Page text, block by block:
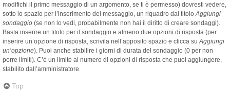
modifichi il primo messaggio di un argomento, se ti è permesso) dovresti vedere,
sotto lo spazio per l’inserimento del messaggio, un riquadro dal titoloAggiungi
sondaggio (se non lo vedi, probabilmente non hai il diritto di creare sondaggi).
Basta inserire un titolo per il sondaggio e almeno due opzioni di risposta (per
inserire un’opzione di risposta, scrivila nell’apposito spazio e clicca suAggiungi
un’opzione). Puoi anche stabilire i giorni di durata del sondaggio (0 per non
porre limiti). C’è un limite al numero di opzioni di risposta che puoi aggiungere,
stabilito dall’amministratore.
Top